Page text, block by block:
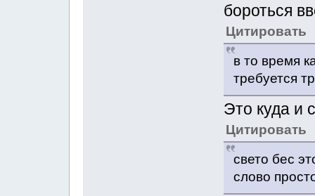
бороться
Цитировать
в то время
требуется
Это куда и
Цитировать
свето бес
слово